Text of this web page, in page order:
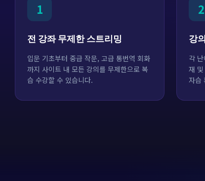
1
전 강좌 무제한 스트리밍
입문 기초부터 중급 작문, 고급 통번역 회화
까지 사이트 내 모든 강의를 무제한으로 복
습 수강할 수 있습니다.
2
강
각
재
자습